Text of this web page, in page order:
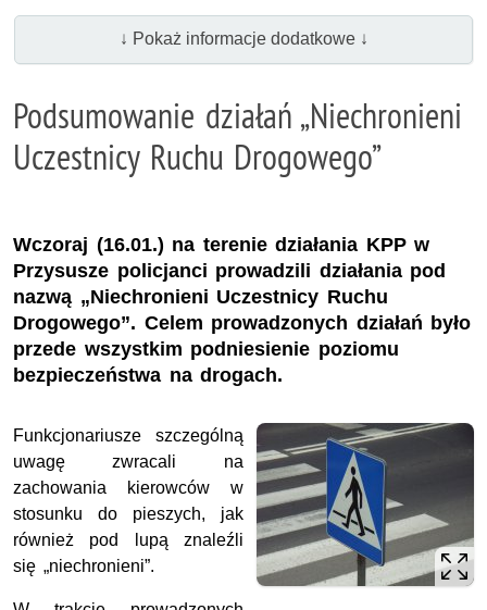
↓ Pokaż informacje dodatkowe ↓
Podsumowanie działań „Niechronieni
Uczestnicy Ruchu Drogowego”
Wczoraj (16.01.) na terenie działania KPP w
Przysusze policjanci prowadzili działania pod
nazwą „Niechronieni Uczestnicy Ruchu
Drogowego”. Celem prowadzonych działań było
przede wszystkim podniesienie poziomu
bezpieczeństwa na drogach.
Funkcjonariusze szczególną
uwagę zwracali na
zachowania kierowców w
stosunku do pieszych, jak
również pod lupą znaleźli
się „niechronieni”.